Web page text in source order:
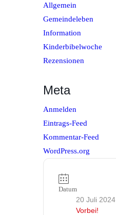
Allgemein
Gemeindeleben
Information
Kinderbibelwoche
Rezensionen
Meta
Anmelden
Eintrags-Feed
Kommentar-Feed
WordPress.org
Datum
20 Juli 2024
Vorbei!